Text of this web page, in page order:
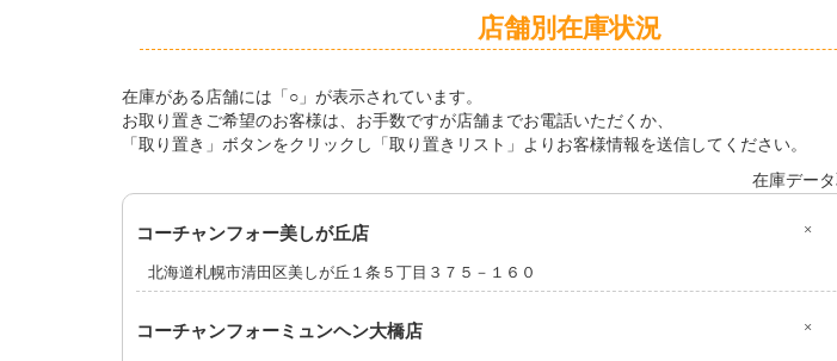
店舗別在庫状況
在庫がある店舗には「○」が表示されています。
お取り置きご希望のお客様は、お手数ですが店舗までお電話いただくか、
「取り置き」ボタンをクリックし「取り置きリスト」よりお客様情報を送信してください。
在庫デー
コーチャンフォー美しが丘店 ×
北海道札幌市清田区美しが丘１条５丁目３７５－１６０
コーチャンフォーミュンヘン大橋店 ×